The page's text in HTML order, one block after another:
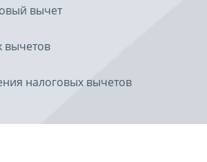
вычет
вычетов
налоговых вычетов